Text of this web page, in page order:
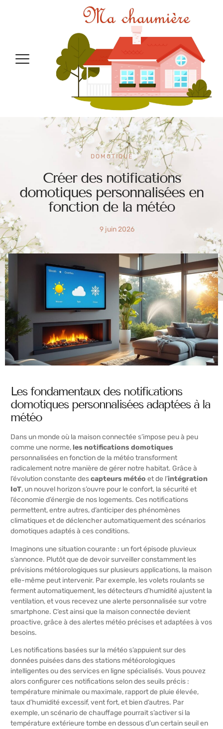
DOMOTIQUE
Créer des notifications
domotiques personnalisées en
fonction de la météo
9 juin 2026
Les fondamentaux des notifications
domotiques personnalisées adaptées à la
météo
Dans un monde où la maison connectée s’impose peu à peu
comme une norme,les notifications domotiques
personnalisées en fonction de la météo transforment
radicalement notre manière de gérer notre habitat. Grâce à
l’évolution constante descapteurs météo et de l’intégration
IoT, un nouvel horizon s’ouvre pour le confort, la sécurité et
l’économie d’énergie de nos logements. Ces notifications
permettent, entre autres, d’anticiper des phénomènes
climatiques et de déclencher automatiquement des scénarios
domotiques adaptés à ces conditions.
Imaginons une situation courante : un fort épisode pluvieux
s’annonce. Plutôt que de devoir surveiller constamment les
prévisions météorologiques sur plusieurs applications, la maison
elle-même peut intervenir. Par exemple, les volets roulants se
ferment automatiquement, les détecteurs d’humidité ajustent la
ventilation, et vous recevez une alerte personnalisée sur votre
smartphone. C’est ainsi que la maison connectée devient
proactive, grâce à des alertes météo précises et adaptées à vos
besoins.
Les notifications basées sur la météo s’appuient sur des
données puisées dans des stations météorologiques
intelligentes ou des services en ligne spécialisés. Vous pouvez
alors configurer ces notifications selon des seuils précis :
température minimale ou maximale, rapport de pluie élevée,
taux d’humidité excessif, vent fort, et bien d’autres. Par
exemple, un scénario de chauffage pourrait s’activer si la
température extérieure tombe en dessous d’un certain seuil en